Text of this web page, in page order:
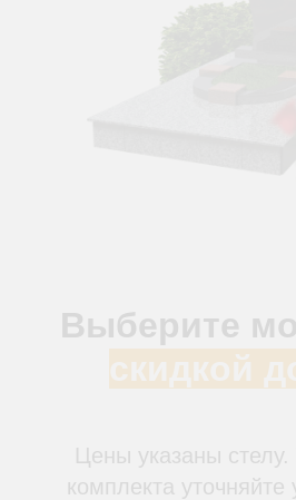
Выберите
скидкой
Цены указаны
комплекта